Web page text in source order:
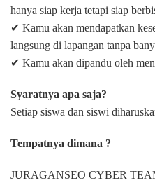
hanya siap kerja tetapi siap
✔ Kamu akan mendapatkan
langsung di lapangan tanpa
✔ Kamu akan dipandu oleh
Syaratnya apa saja?
Setiap siswa dan siswi
Tempatnya dimana ?
JURAGANSEO CYBER